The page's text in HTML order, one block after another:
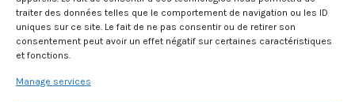
traiter des données telles que le comportement de navigation ou les ID
uniques sur ce site. Le fait de ne pas consentir ou de retirer son
consentement peut avoir un effet négatif sur certaines caractéristiques
et fonctions.
Manage services
Demande de devis
Demande rapide
Un besoin urgent ? Contactez directement notre équipe.